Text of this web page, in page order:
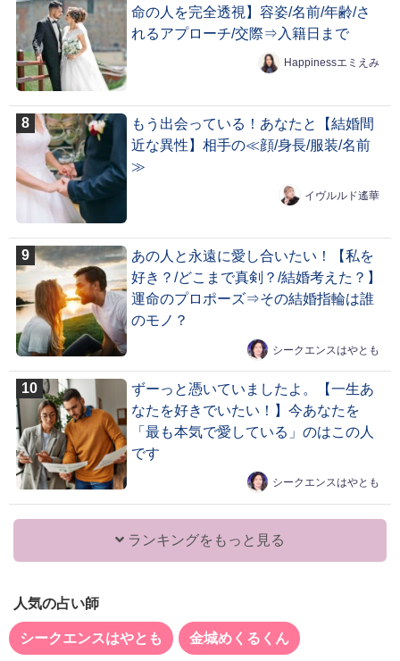
命の人を完全透視】容姿/名前/年齢/さ
れるアプローチ/交際⇒入籍日まで
Happinessエミえみ
もう出会っている！あなたと【結婚間
近な異性】相手の≪顔/身長/服装/名前
≫
イヴルルド遙華
あの人と永遠に愛し合いたい！【私を
好き？/どこまで真剣？/結婚考えた？】
運命のプロポーズ⇒その結婚指輪は誰
のモノ？
シークエンスはやとも
ずーっと憑いていましたよ。【一生あ
なたを好きでいたい！】今あなたを
「最も本気で愛している」のはこの人
です
シークエンスはやとも
ランキングをもっと見る
人気の占い師
シークエンスはやとも 金城めくるくん